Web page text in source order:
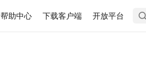
帮助中心 下载客户端 开放平台